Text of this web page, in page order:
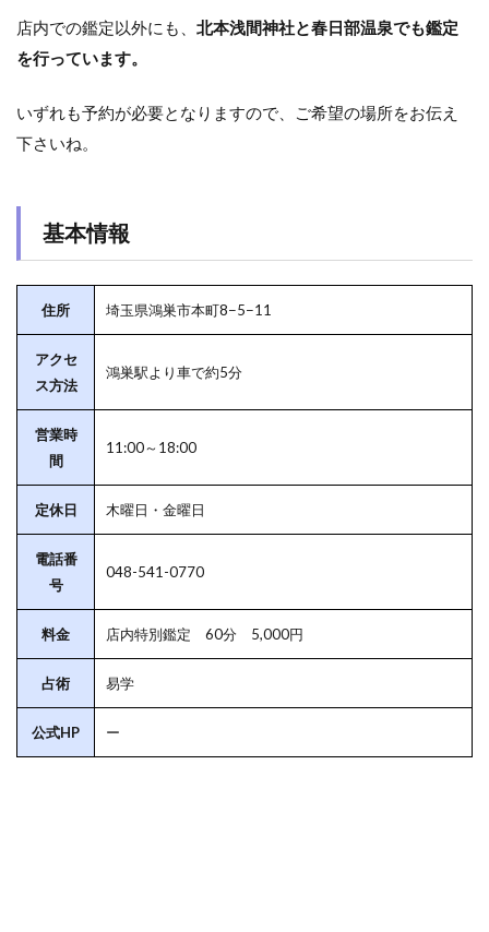
店内での鑑定以外にも、 北本浅間神社と春日部温泉でも鑑定
を行っています。
いずれも予約が必要となりますので、ご希望の場所をお伝え
下さいね。
基本情報
住所 埼玉県鴻巣市本町8−5−11
アクセ
ス方法
鴻巣駅より車で約5分
営業時
間
11:00～18:00
定休日 木曜日・金曜日
電話番
号
048-541-0770
料金 店内特別鑑定 60分 5,000円
占術 易学
公式HP ー